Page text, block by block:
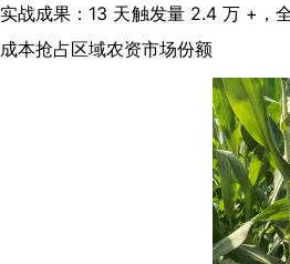
（请手机扫码观
实战成果：13 天触发量 2.4 万 +，
成本抢占区域农资市场份额